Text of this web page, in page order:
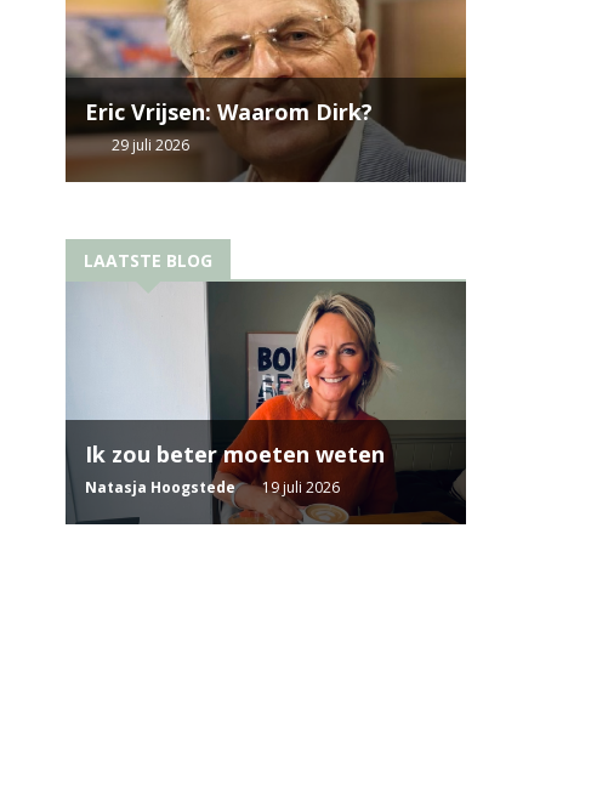
Eric Vrijsen: Waarom Dirk?
29 juli 2026
LAATSTE BLOG
Ik zou beter moeten weten
Natasja Hoogstede 19 juli 2026